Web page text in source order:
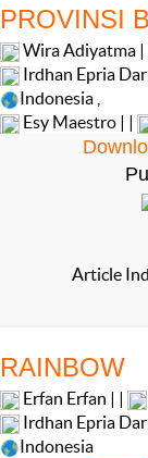
PROVINSI
Wira Adiyatma | |
Irdhan Epria
Indonesia
Esy Maestro | |
Article
RAINBOW
Erfan Erfan | |
Irdhan Epria
Indonesia